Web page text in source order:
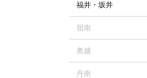
福井・坂井
嶺南
奥越
丹南